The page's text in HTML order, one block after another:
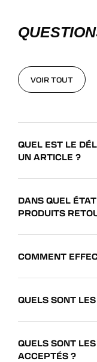
VOIR TOUT
QUEL EST LE
UN ARTICLE ?
DANS QUEL
PRODUITS
COMMENT
QUELS SONT
QUELS SONT
ACCEPTÉS ?